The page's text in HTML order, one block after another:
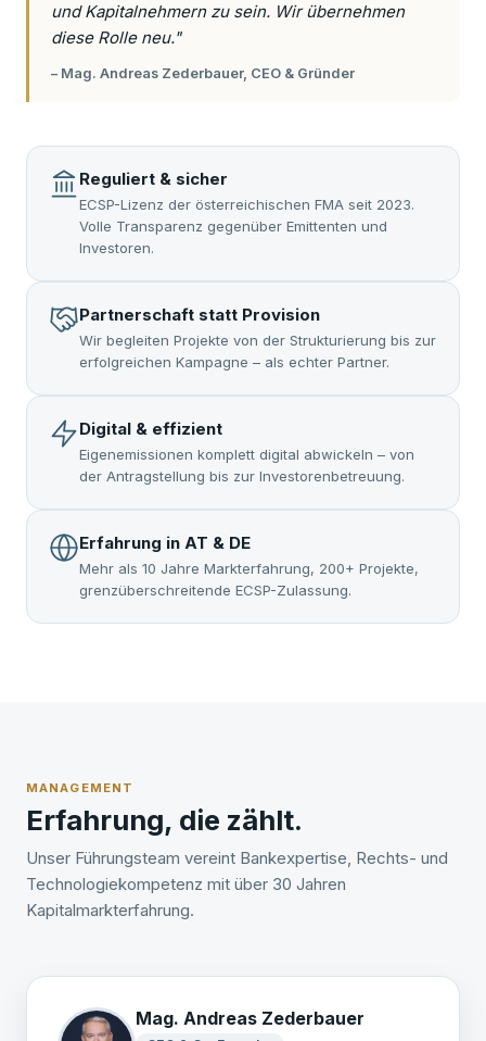
und Kapitalnehmern zu sein. Wir übernehmen
diese Rolle neu."
– Mag. Andreas Zederbauer, CEO & Gründer
Reguliert & sicher
ECSP-Lizenz der österreichischen FMA seit 2023.
Volle Transparenz gegenüber Emittenten und
Investoren.
Partnerschaft statt Provision
Wir begleiten Projekte von der Strukturierung bis zur
erfolgreichen Kampagne – als echter Partner.
Digital & effizient
Eigenemissionen komplett digital abwickeln – von
der Antragstellung bis zur Investorenbetreuung.
Erfahrung in AT & DE
Mehr als 10 Jahre Markterfahrung, 200+ Projekte,
grenzüberschreitende ECSP-Zulassung.
MANAGEMENT
Erfahrung, die zählt.
Unser Führungsteam vereint Bankexpertise, Rechts- und
Technologiekompetenz mit über 30 Jahren
Kapitalmarkterfahrung.
Mag. Andreas Zederbauer